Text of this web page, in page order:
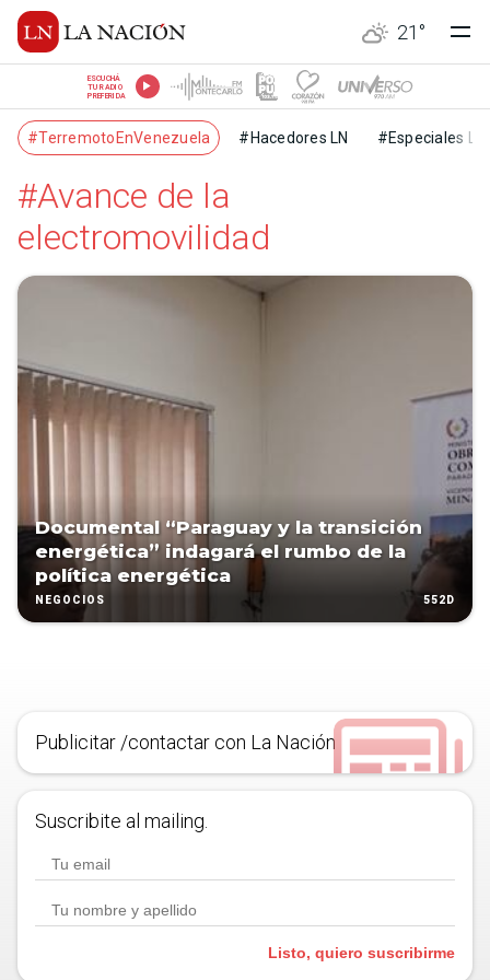
21 °
ESCUCHÁ
TU RADIO
PREFERIDA
#TerremotoEnVenezuela #Hacedores LN #Especiales LN
#Avance de la
electromovilidad
Documental “Paraguay y la transición
energética” indagará el rumbo de la
política energética
NEGOCIOS 552D
Publicitar /contactar con La Nación
Suscribite al mailing.
Listo, quiero suscribirme